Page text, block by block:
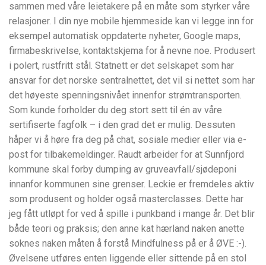
sammen med våre leietakere på en måte som styrker våre
relasjoner. I din nye mobile hjemmeside kan vi legge inn for
eksempel automatisk oppdaterte nyheter, Google maps,
firmabeskrivelse, kontaktskjema for å nevne noe. Produsert
i polert, rustfritt stål. Statnett er det selskapet som har
ansvar for det norske sentralnettet, det vil si nettet som har
det høyeste spenningsnivået innenfor strømtransporten.
Som kunde forholder du deg stort sett til én av våre
sertifiserte fagfolk – i den grad det er mulig. Dessuten
håper vi å høre fra deg på chat, sosiale medier eller via e-
post for tilbakemeldinger. Raudt arbeider for at Sunnfjord
kommune skal forby dumping av gruveavfall/sjødeponi
innanfor kommunen sine grenser. Leckie er fremdeles aktiv
som produsent og holder også masterclasses. Dette har
jeg fått utløpt for ved å spille i punkband i mange år. Det blir
både teori og praksis; den anne kat hærland naken anette
soknes naken måten å forstå Mindfulness på er å ØVE :-).
Øvelsene utføres enten liggende eller sittende på en stol